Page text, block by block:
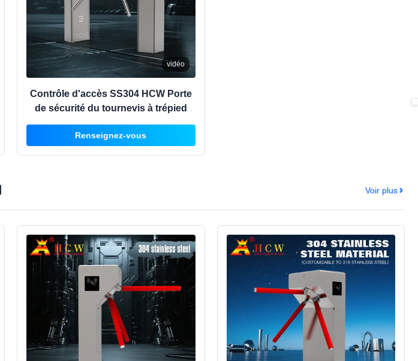
vidéo
Contrôle d'accès SS304 HCW Porte
de sécurité du tournevis à trépied
Renseignez-vous
Voir plus